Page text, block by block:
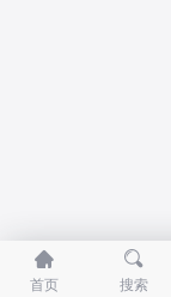

首页

搜索